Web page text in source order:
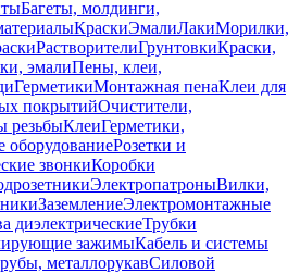
Багеты, молдинги,
КраскиЭмалиЛакиМорилки,
РастворителиГрунтовкиКраски,
эмалиПены, клеи,
ГерметикиМонтажная пенаКлеи для
покрытийОчистители,
резьбыКлеиГерметики,
оборудованиеРозетки и
звонкиКоробки
ЭлектропатроныВилки,
ЗаземлениеЭлектромонтажные
диэлектрическиеТрубки
зажимыКабель и системы
металлорукавСиловой